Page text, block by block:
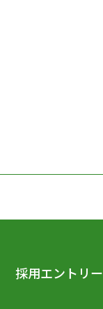
採用エントリー